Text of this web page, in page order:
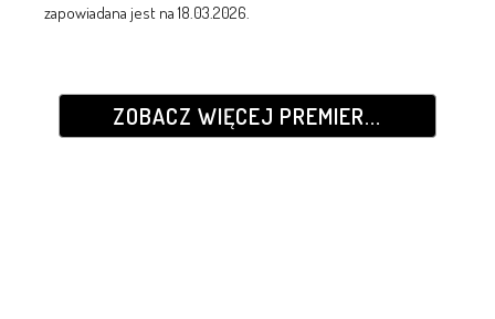
zapowiadana jest na 18.03.2026.
ZOBACZ WIĘCEJ PREMIER...